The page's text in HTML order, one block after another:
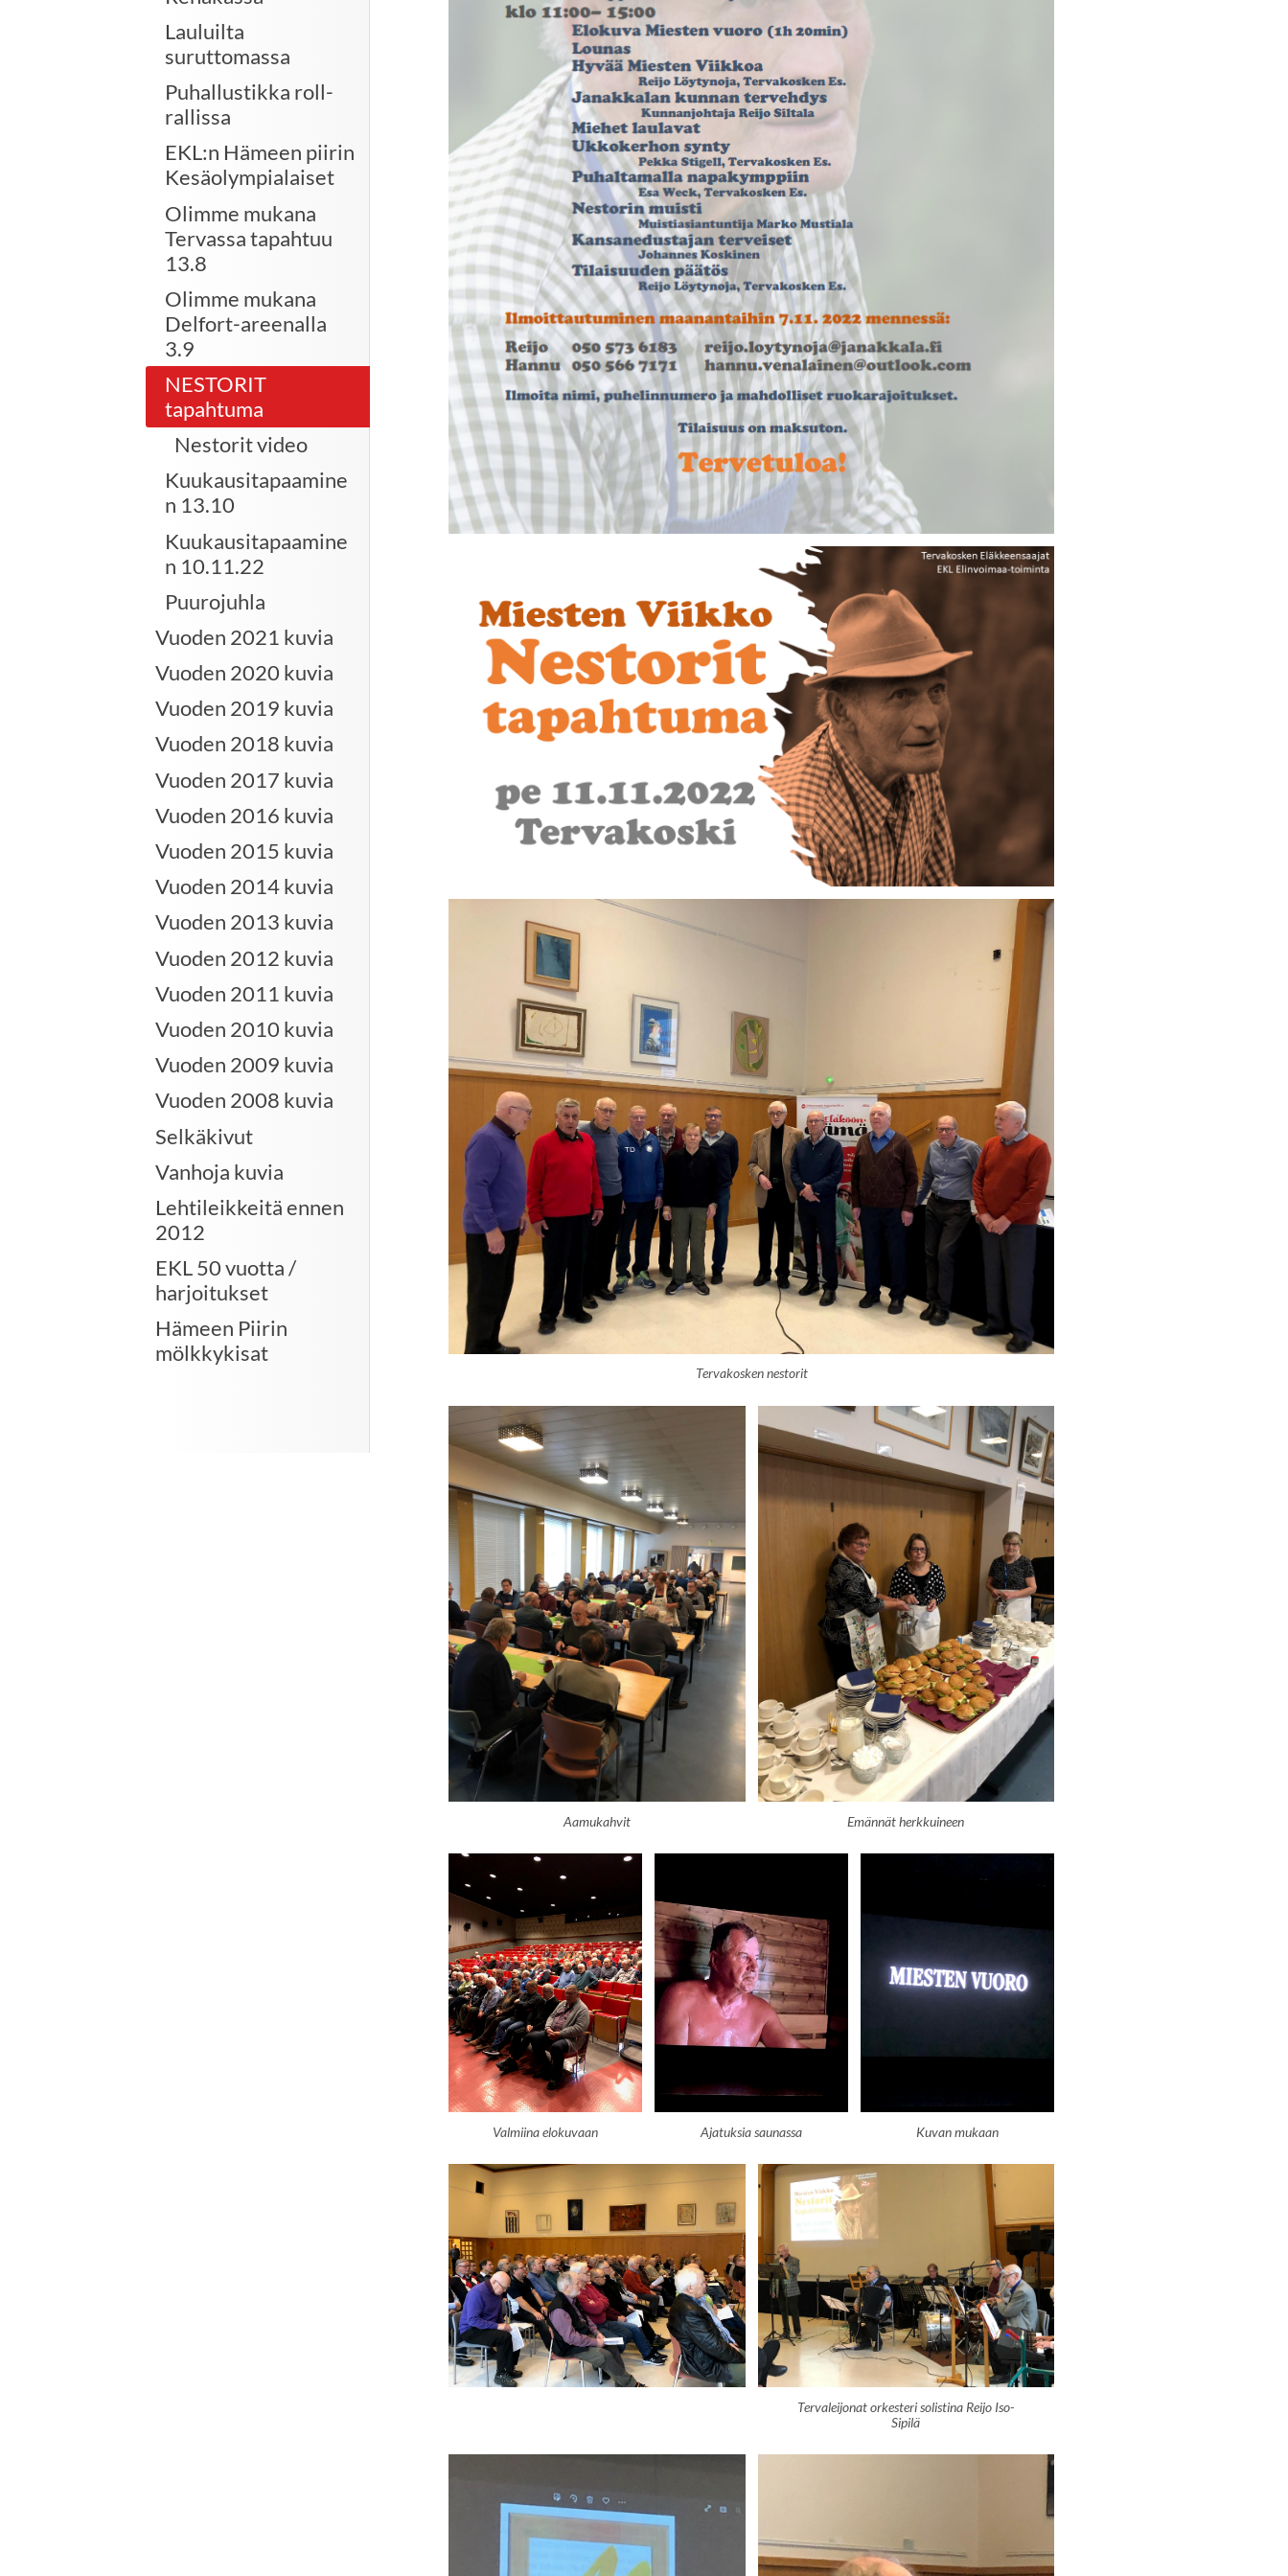
Lauluilta
suruttomassa
Puhallustikka roll-
rallissa
EKL:n Hämeen piirin
Kesäolympialaiset
Olimme mukana
Tervassa tapahtuu
13.8
Olimme mukana
Delfort-areenalla
3.9
NESTORIT
tapahtuma
Nestorit video
Kuukausitapaamine
n 13.10
Kuukausitapaamine
n 10.11.22
Puurojuhla
Vuoden 2021 kuvia
Vuoden 2020 kuvia
Vuoden 2019 kuvia
Vuoden 2018 kuvia
Vuoden 2017 kuvia
Vuoden 2016 kuvia
Vuoden 2015 kuvia
Vuoden 2014 kuvia
Vuoden 2013 kuvia
Vuoden 2012 kuvia
Vuoden 2011 kuvia
Vuoden 2010 kuvia
Vuoden 2009 kuvia
Vuoden 2008 kuvia
Selkäkivut
Vanhoja kuvia
Lehtileikkeitä ennen
2012
EKL 50 vuotta /
harjoitukset
Hämeen Piirin
mölkkykisat
Tervakosken nestorit
Aamukahvit Emännät herkkuineen
Valmiina elokuvaan Ajatuksia saunassa Kuvan mukaan
Tervaleijonat orkesteri solistina Reijo Iso-
Sipilä